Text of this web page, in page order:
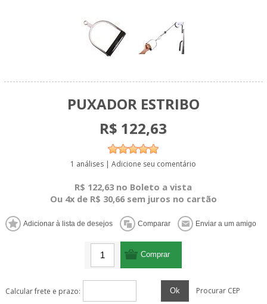
PUXADOR ESTRIBO
R$ 122,63
1 análises | Adicione seu comentário
R$ 122,63 no Boleto a vista
Ou 4x de R$ 30,66 sem juros no cartão
Calcular frete e prazo: Ok Procurar CEP